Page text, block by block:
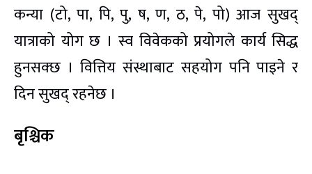
कन्या (टो, पा, पि, पु, ष, ण, ठ, पे, पो) आज सुखद्
यात्राको योग छ । स्व विवेकको प्रयोगले कार्य सिद्ध
हुनसक्छ । वित्तिय संस्थाबाट सहयोग पनि पाइने र
दिन सुखद् रहनेछ ।
बृश्चिक